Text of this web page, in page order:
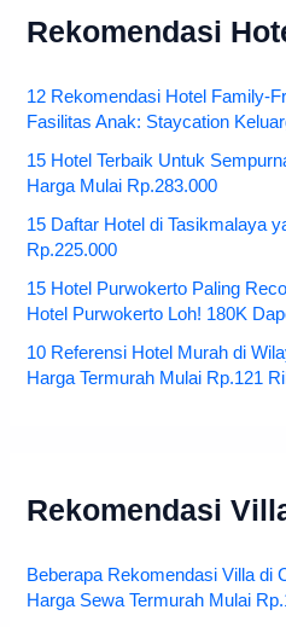
Rekomendasi
12 Rekomendasi Hotel Family-
Fasilitas Anak: Staycation
15 Hotel Terbaik Untuk
Harga Mulai Rp.283.000
15 Daftar Hotel di Tasikmalaya
Rp.225.000
15 Hotel Purwokerto Paling
Hotel Purwokerto Loh! 180K
10 Referensi Hotel Murah di
Harga Termurah Mulai Rp.121
Rekomendasi
Beberapa Rekomendasi Villa di
Harga Sewa Termurah Mulai